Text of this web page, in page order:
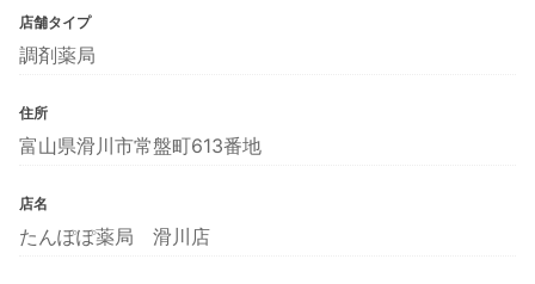
店舗タイプ
調剤薬局
住所
富山県滑川市常盤町613番地
店名
たんぽぽ薬局 滑川店